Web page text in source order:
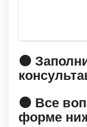
🟠
🟠 Все
форме